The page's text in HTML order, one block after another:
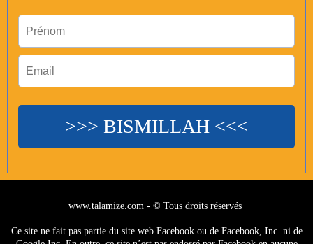
>>> BISMILLAH <<<
www.talamize.com - © Tous droits réservés
Ce site ne fait pas partie du site web Facebook ou de Facebook, Inc. ni de